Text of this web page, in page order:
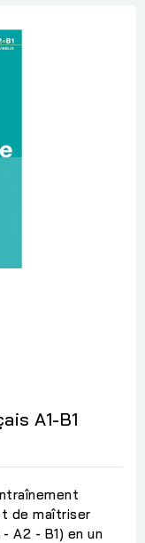
A1-B1
de maîtriser
A2 - B1) en un